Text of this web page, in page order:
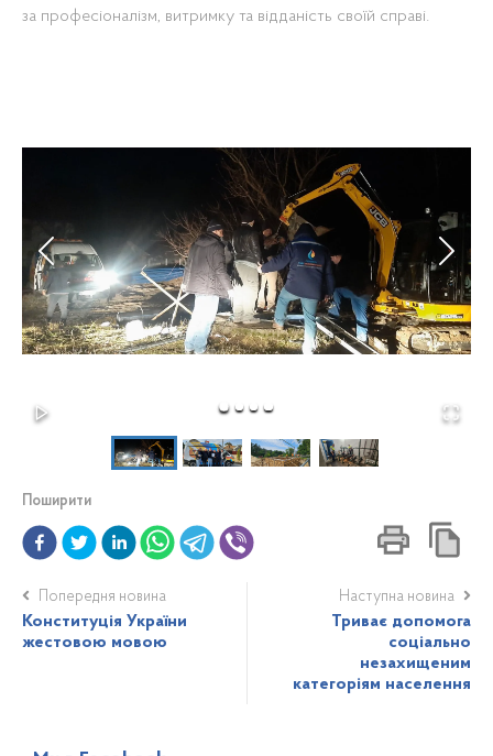
за професіоналізм, витримку та відданість своїй справі.
Поширити
Попередня новина
Конституція України
жестовою мовою
Наступна новина
Триває допомога
соціально
незахищеним
категоріям населення